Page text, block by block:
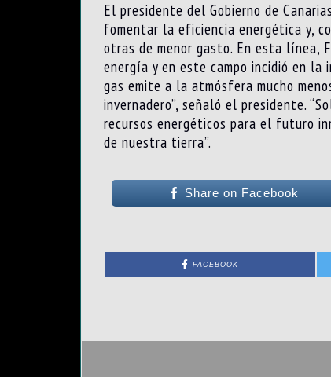
El presidente del Gobierno de
fomentar la eficiencia energética y,
otras de menor gasto. En esta línea,
energía y en este campo incidió en la
gas emite a la atmósfera mucho
invernadero”, señaló el presidente.
recursos energéticos para el futuro
de nuestra tierra”.
Share on Facebook
FACEBOOK